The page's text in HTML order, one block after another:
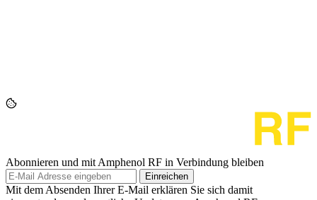
Abonnieren und mit Amphenol RF in Verbindung bleiben
Einreichen
Mit dem Absenden Ihrer E-Mail erklären Sie sich damit